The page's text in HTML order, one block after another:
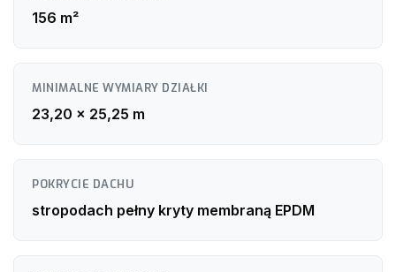
156 m²
MINIMALNE WYMIARY DZIAŁKI
23,20 x 25,25 m
POKRYCIE DACHU
stropodach pełny kryty membraną EPDM